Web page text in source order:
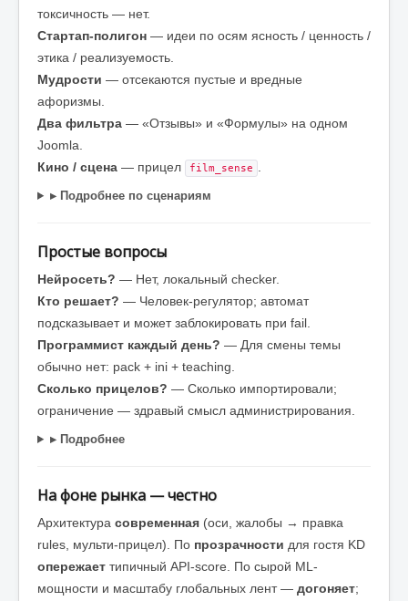
токсичность — нет.
Стартап-полигон — идеи по осям ясность / ценность /
этика / реализуемость.
Мудрости — отсекаются пустые и вредные
афоризмы.
Два фильтра — «Отзывы» и «Формулы» на одном
Joomla.
Кино / сцена — прицел film_sense
▸ Подробнее по сценариям
Простые вопросы
Нейросеть? — Нет, локальный checker.
Кто решает? — Человек-регулятор; автомат
подсказывает и может заблокировать при fail.
Программист каждый день? — Для смены темы
обычно нет: pack + ini + teaching.
Сколько прицелов? — Сколько импортировали;
ограничение — здравый смысл администрирования.
▸ Подробнее
На фоне рынка — честно
Архитектура современная (оси, жалобы → правка
rules, мульти-прицел). По прозрачности для гостя KD
опережает типичный API-score. По сырой ML-
мощности и масштабу глобальных лент — догоняет;